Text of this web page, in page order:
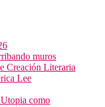
muros
Creación Literaria
Lee
como